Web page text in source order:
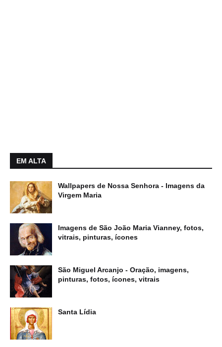
EM ALTA
Wallpapers de Nossa Senhora - Imagens da
Virgem Maria
Imagens de São João Maria Vianney, fotos,
vitrais, pinturas, ícones
São Miguel Arcanjo - Oração, imagens,
pinturas, fotos, ícones, vitrais
Santa Lídia